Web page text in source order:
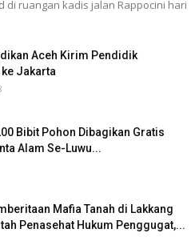
di ruangan kadis jalan Rappocini hari
Aceh Kirim Pendidik
Jakarta
Bibit Pohon Dibagikan Gratis
Alam Se-Luwu...
Mafia Tanah di Lakkang
Penasehat Hukum Penggugat,...